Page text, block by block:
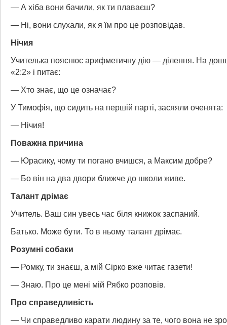
— А хіба вони бачили, як ти плаваєш?
— Ні, вони слухали, як я їм про це розповідав.
Нічия
Учителька пояснює арифметичну дію — ділення. На
«2:2» і питає:
— Хто знає, що це означає?
У Тимофія, що сидить на першій парті, засяяли оченята:
— Нічия!
Поважна причина
— Юрасику, чому ти погано вчишся, а Максим добре?
— Бо він на два двори ближче до школи живе.
Талант дрімає
Учитель. Ваш син увесь час біля книжок заспаний.
Батько. Може бути. То в ньому талант дрімає.
Розумні собаки
— Ромку, ти знаєш, а мій Сірко вже читає газети!
— Знаю. Про це мені мій Рябко розповів.
Про справедливість
— Чи справедливо карати людину за те, чого вона не